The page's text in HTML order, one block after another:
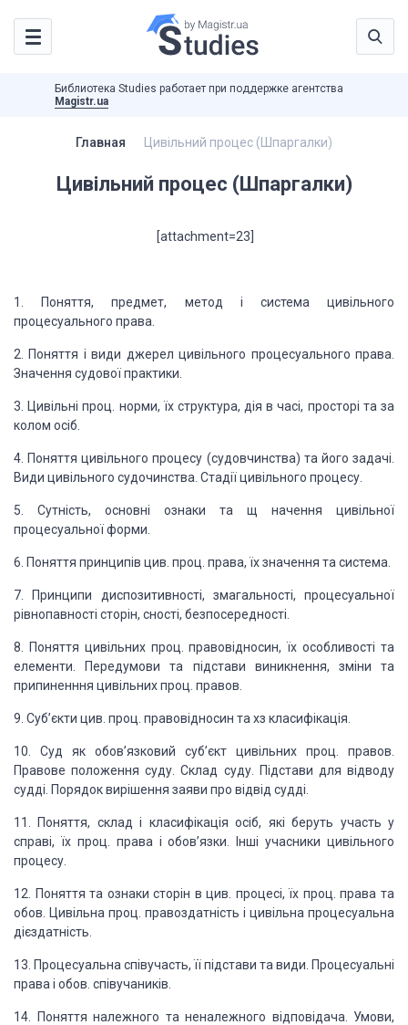
Библиотека Studies работает при поддержке агентства
Magistr.ua
Главная Цивільний процес (Шпаргалки)
Цивільний процес (Шпаргалки)
[attachment=23]
1. Поняття, предмет, метод і система цивільного
процесуального права.
2. Поняття і види джерел цивільного процесуального права.
Значення судової практики.
3. Цивільні проц. норми, їх структура, дія в часі, просторі та за
колом осіб.
4. Поняття цивільного процесу (судовчинства) та його задачі.
Види цивільного судочинства. Стадії цивільного процесу.
5. Сутність, основні ознаки та щ начення цивільної
процесуальної форми.
6. Поняття принципів цив. проц. права, їх значення та система.
7. Принципи диспозитивності, змагальності, процесуальної
рівнопавності сторін, сності, безпосередності.
8. Поняття цивільних проц. правовідносин, їх особливості та
елементи. Передумови та підстави виникнення, зміни та
припиненння цивільних проц. правов.
9. Суб’єкти цив. проц. правовідносин та хз класифікація.
10. Суд як обов’язковий суб’єкт цивільних проц. правов.
Правове положення суду. Склад суду. Підстави для відводу
судді. Порядок вирішення заяви про відвід судді.
11. Поняття, склад і класифікація осіб, які беруть участь у
справі, їх проц. права і обов’язки. Інші учасники цивільного
процесу.
12. Поняття та ознаки сторін в цив. процесі, їх проц. права та
обов. Цивільна проц. правоздатність і цивільна процесуальна
дієздатність.
13. Процесуальна співучасть, її підстави та види. Процесуальні
права і обов. співучаників.
14. Поняття належного та неналежного відповідача. Умови,